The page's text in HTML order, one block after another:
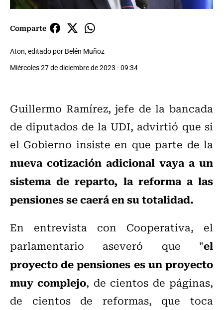
Comparte
Aton, editado por Belén Muñoz
Miércoles 27 de diciembre de 2023 - 09:34
Guillermo Ramírez, jefe de la bancada
de diputados de la UDI, advirtió que si
el Gobierno insiste en que parte de la
nueva cotización adicional vaya a un
sistema de reparto, la reforma a las
pensiones se caerá en su totalidad.
En entrevista con Cooperativa, el
parlamentario aseveró que "el
proyecto de pensiones es un proyecto
muy complejo, de cientos de páginas,
de cientos de reformas, que toca